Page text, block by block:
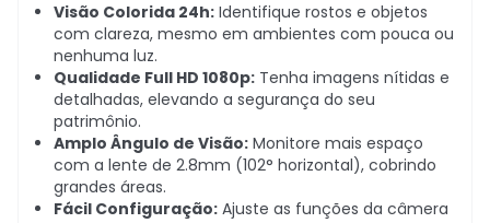
Visão Colorida 24h: Identifique rostos e objetos
com clareza, mesmo em ambientes com pouca ou
nenhuma luz.
Qualidade Full HD 1080p: Tenha imagens nítidas e
detalhadas, elevando a segurança do seu
patrimônio.
Amplo Ângulo de Visão: Monitore mais espaço
com a lente de 2.8mm (102° horizontal), cobrindo
grandes áreas.
Fácil Configuração: Ajuste as funções da câmera